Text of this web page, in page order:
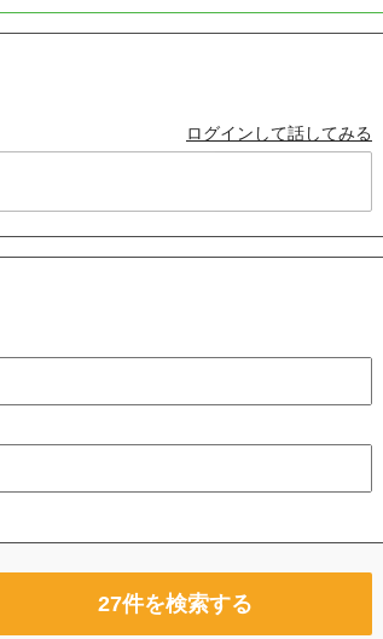
ログインして話してみる
27件を検索する